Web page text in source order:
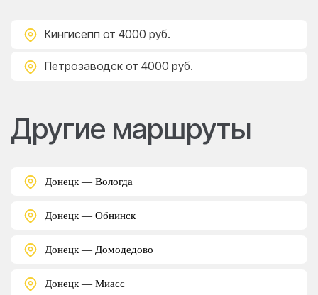
Кингисепп от 4000 руб.
Петрозаводск от 4000 руб.
Другие маршруты
Донецк — Вологда
Донецк — Обнинск
Донецк — Домодедово
Донецк — Миасс